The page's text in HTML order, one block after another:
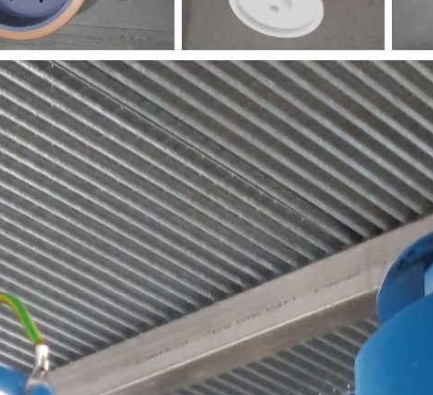
Sonderkonstruktionen in